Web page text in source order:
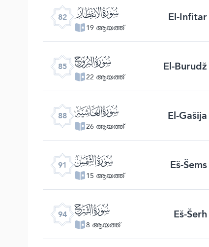
82 ﯿ
19 ആയത്ത്
El-Infitar
85 ﰂ
22 ആയത്ത്
El-Burudž
88 ﰅ
26 ആയത്ത്
El-Gašija
91 ﰈ
15 ആയത്ത്
Eš-Šems
94 ﰋ
8 ആയത്ത്
Eš-Šerh